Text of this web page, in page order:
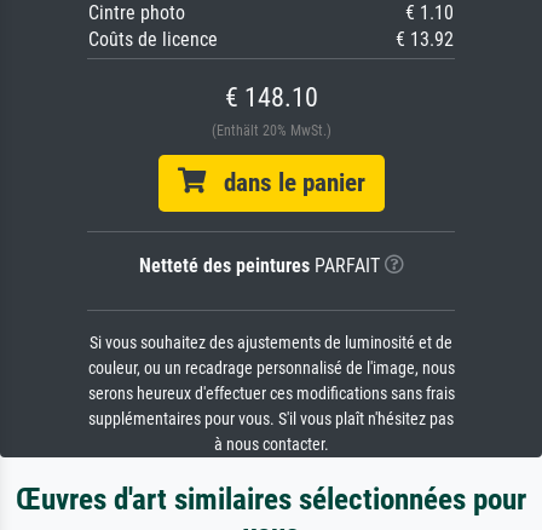
Cintre photo
€ 1.10
Coûts de licence
€ 13.92
€ 148.10
(Enthält 20% MwSt.)
dans le panier
Netteté des peinturesPARFAIT
Si vous souhaitez des ajustements de luminosité et de
couleur, ou un recadrage personnalisé de l'image, nous
serons heureux d'effectuer ces modifications sans frais
supplémentaires pour vous. S'il vous plaît n'hésitez pas
à nous contacter.
Œuvres d'art similaires sélectionnées pour